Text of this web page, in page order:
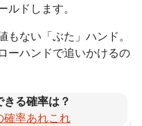
ドします。
もない「ぶた」ハンド。
ーハンドで追いかけるの
る確率は？
確率あれこれ